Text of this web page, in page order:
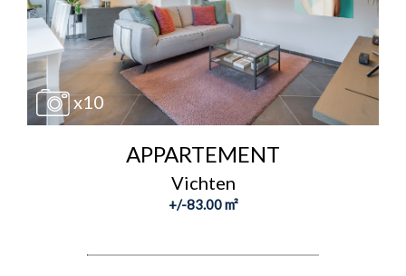
x10
APPARTEMENT
Vichten
+/-83.00 m²